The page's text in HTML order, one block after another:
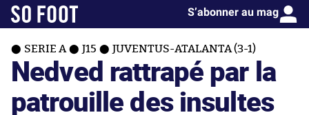
S’abonner au mag
SERIE A J15 JUVENTUS-ATALANTA (3-1)
Nedved rattrapé par la
patrouille des insultes